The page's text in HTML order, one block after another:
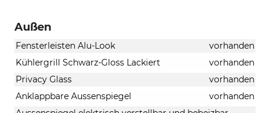
Außen
Fensterleisten Alu-Look
vorhanden
Kühlergrill Schwarz-Gloss Lackiert
vorhanden
Privacy Glass
vorhanden
Anklappbare Aussenspiegel
vorhanden